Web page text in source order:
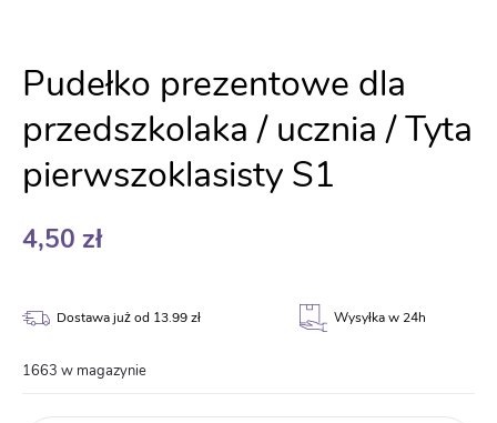
Pudełko prezentowe dla
przedszkolaka / ucznia / Tyta
pierwszoklasisty S1
4,50 zł
Dostawa już od 13.99 zł Wysyłka w 24h
1663 w magazynie